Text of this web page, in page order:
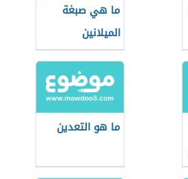
ما هي صبغة
الميلانين
ما هو التعدين